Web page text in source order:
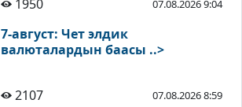
1950 07.08.2026 9:04
7-август: Чет элдик
валюталардын баасы ..>
2107 07.08.2026 8:59